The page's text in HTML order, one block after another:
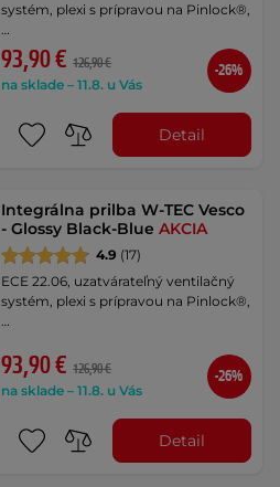
systém, plexi s prípravou na Pinlock®,
…
93,90 € 126,90 €
na sklade – 11.8. u Vás
-26%
Detail
Integrálna prilba W-TEC Vesco
- Glossy Black-BlueAKCIA
4.9 (17)
ECE 22.06, uzatvárateľný ventilačný
systém, plexi s prípravou na Pinlock®,
…
93,90 € 126,90 €
na sklade – 11.8. u Vás
-26%
Detail